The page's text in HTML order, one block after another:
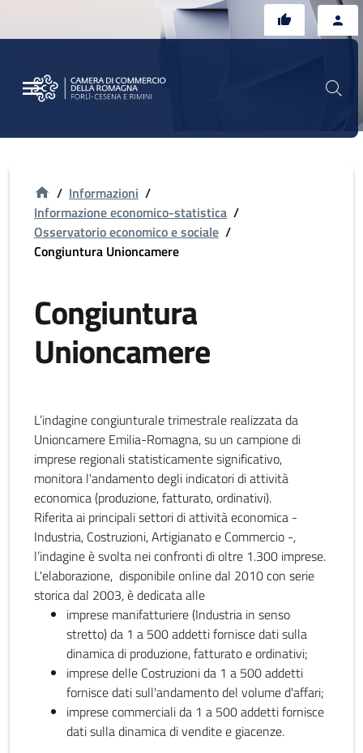
/ Informazioni /
Informazione economico-statistica /
Osservatorio economico e sociale /
Congiuntura Unioncamere
Congiuntura
Unioncamere
L’indagine congiunturale trimestrale realizzata da
Unioncamere Emilia-Romagna, su un campione di
imprese regionali statisticamente significativo,
monitora l'andamento degli indicatori di attività
economica (produzione, fatturato, ordinativi).
Riferita ai principali settori di attività economica -
Industria, Costruzioni, Artigianato e Commercio -,
l’indagine è svolta nei confronti di oltre 1.300 imprese.
L'elaborazione, disponibile online dal 2010 con serie
storica dal 2003, è dedicata alle
imprese manifatturiere (Industria in senso
stretto) da 1 a 500 addetti fornisce dati sulla
dinamica di produzione, fatturato e ordinativi;
imprese delle Costruzioni da 1 a 500 addetti
fornisce dati sull'andamento del volume d'affari;
imprese commerciali da 1 a 500 addetti fornisce
dati sulla dinamica di vendite e giacenze.